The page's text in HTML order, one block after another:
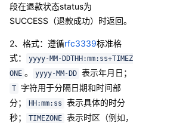
段在退款状态status为
SUCCESS（退款成功）时返回。
2、格式： 遵循rfc3339标准格
式：
yyyy-MM-DDTHH:mm:ss+TIMEZ
ONE 。 yyyy-MM-DD 表示年月日；
T
字符用于分隔日期和时间部
分；
HH:mm:ss
表示具体的时分
秒； TIMEZONE 表示时区（例如，